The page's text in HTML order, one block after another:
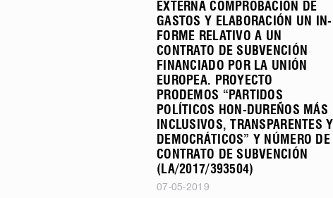
EXTERNA COMPROBACIÓN DE
GASTOS Y ELABORACIÓN UN IN-
FORME RELATIVO A UN
CONTRATO DE SUBVENCIÓN
FINANCIADO POR LA UNIÓN
EUROPEA. PROYECTO
PRODEMOS “PARTIDOS
POLÍTICOS HON-DUREÑOS MÁS
INCLUSIVOS, TRANSPARENTES Y
DEMOCRÁTICOS” Y NÚMERO DE
CONTRATO DE SUBVENCIÓN
(LA/2017/393504)
07-05-2019